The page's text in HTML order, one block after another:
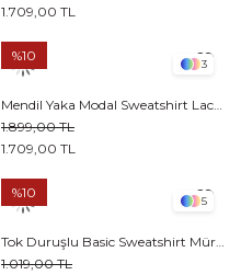
1.709,00 TL
3
1.709,00 TL
1.899,00 TL
%10
5
1.019,00 TL
%10